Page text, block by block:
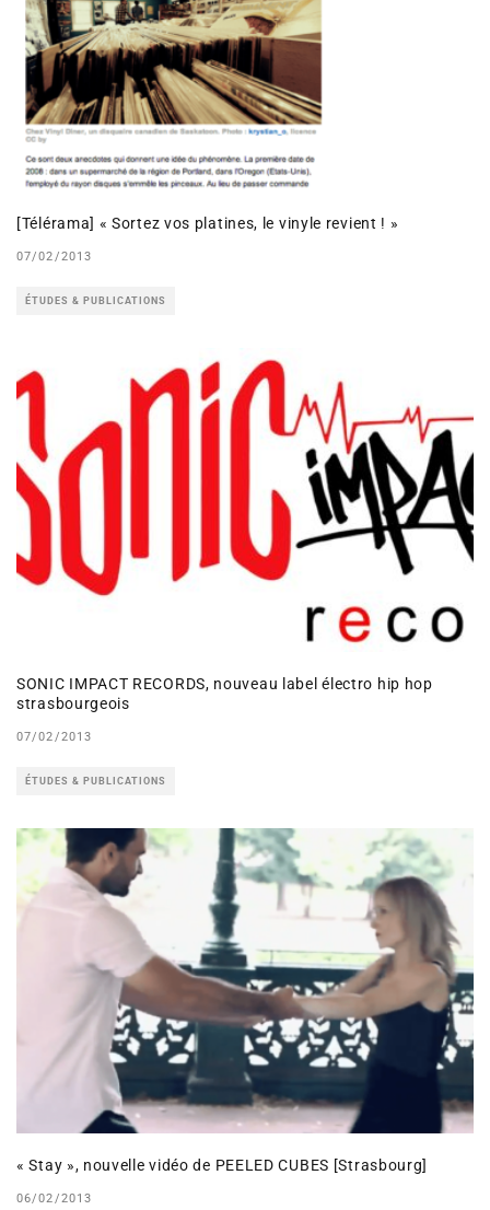
[Télérama] « Sortez vos platines, le vinyle revient ! »
07/02/2013
ÉTUDES & PUBLICATIONS
SONIC IMPACT RECORDS, nouveau label électro hip hop
strasbourgeois
07/02/2013
ÉTUDES & PUBLICATIONS
« Stay », nouvelle vidéo de PEELED CUBES [Strasbourg]
06/02/2013